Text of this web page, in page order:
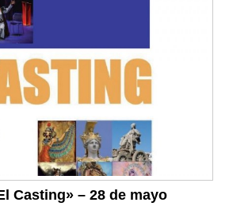
Casting» – 28 de mayo